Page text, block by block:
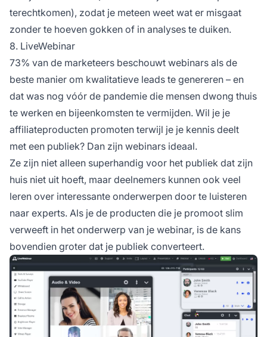
terechtkomen), zodat je meteen weet wat er misgaat
zonder te hoeven gokken of in analyses te duiken.
8. LiveWebinar
73% van de marketeers beschouwt webinars als de
beste manier om kwalitatieve leads te genereren – en
dat was nog vóór de pandemie die mensen dwong thuis
te werken en bijeenkomsten te vermijden. Wil je je
affiliateproducten promoten terwijl je je kennis deelt
met een publiek? Dan zijn webinars ideaal.
Ze zijn niet alleen superhandig voor het publiek dat zijn
huis niet uit hoeft, maar deelnemers kunnen ook veel
leren over interessante onderwerpen door te luisteren
naar experts. Als je de producten die je promoot slim
verweeft in het onderwerp van je webinar, is de kans
bovendien groter dat je publiek converteert.